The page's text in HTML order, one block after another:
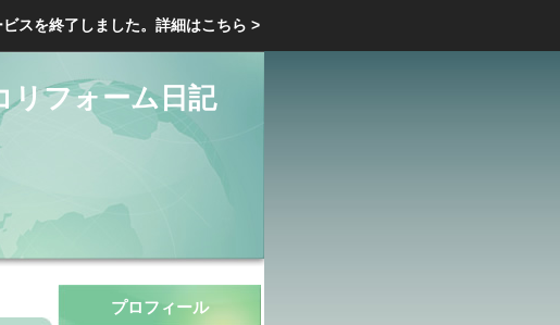
スを終了しました。 詳細はこちら >
リフォーム日記
プロフィール